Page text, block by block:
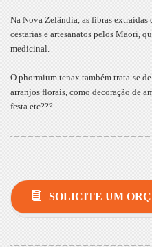
Na Nova Zelândia, as fibras
cestarias e artesanatos pelos Maori,
medicinal.
O phormium tenax também trata-se
arranjos florais, como decoração de
festa etc???
SOLICITE UM